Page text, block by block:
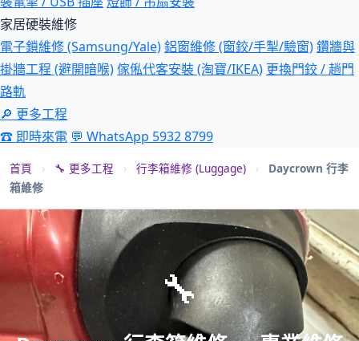
家居硬裝維修
電子鎖維修 (Samsung/Yale)鋁窗維修 (窗鉸/手掣/驗窗)鑽牆與
掛牆工程 (避開暗喉)傢俬代客安裝 (淘寶/IKEA) 更換門鉸 / 趟門
路軌
🔎 更多工程
☎ 即時來電 💬 WhatsApp 5932 8799
首頁 › 🔧 更多工程 › 行李箱維修 (Luggage) ›
Daycrown 行李
箱維修
🔧